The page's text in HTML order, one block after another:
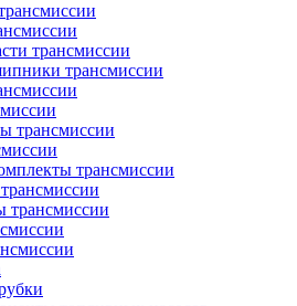
трансмиссии
трансмиссии
трансмиссии
трансмиссии
трансмиссии